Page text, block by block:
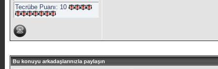
Tecrübe Puanı: 10
Bu konuyu arkadaşlarınızla paylaşın